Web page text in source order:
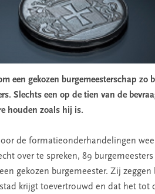
een gekozen burgemeesterschap zo
Slechts een op de tien van de
houden zoals hij is.
de formatieonderhandelingen
over te spreken, 89
gekozen burgemeester. Zij
krijgt toevertrouwd en dat het tot